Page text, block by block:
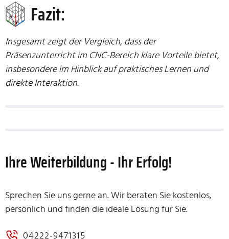
Fazit:
Insgesamt zeigt der Vergleich, dass der
Präsenzunterricht im CNC-Bereich klare Vorteile bietet,
insbesondere im Hinblick auf praktisches Lernen und
direkte Interaktion.
Ihre Weiterbildung - Ihr Erfolg!
Sprechen Sie uns gerne an. Wir beraten Sie kostenlos,
persönlich und finden die ideale Lösung für Sie.
04222-9471315